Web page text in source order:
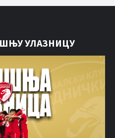
УЛАЗНИЦУ